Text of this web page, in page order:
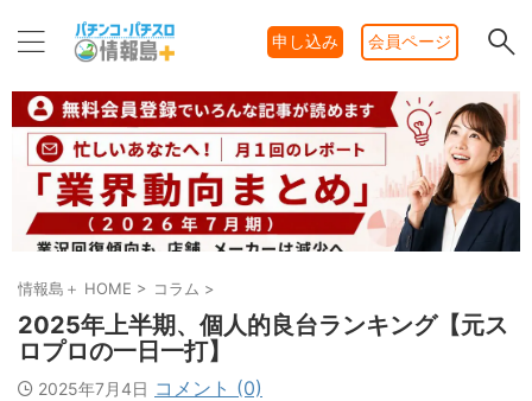
申し込み 会員ページ
情報島＋ HOME > コラム >
2025年上半期、個人的良台ランキング【元ス
ロプロの一日一打】
2025年7月4日 コメント (0)